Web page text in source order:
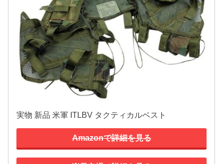
実物 新品 米軍 ITLBV タクティカルベスト
Amazonで詳細を見る